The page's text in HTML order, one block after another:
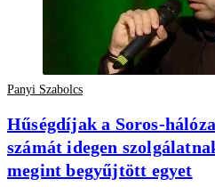
Panyi Szabolcs
Hűségdíjak a Soros-
számát idegen
megint begyűjtött egyet